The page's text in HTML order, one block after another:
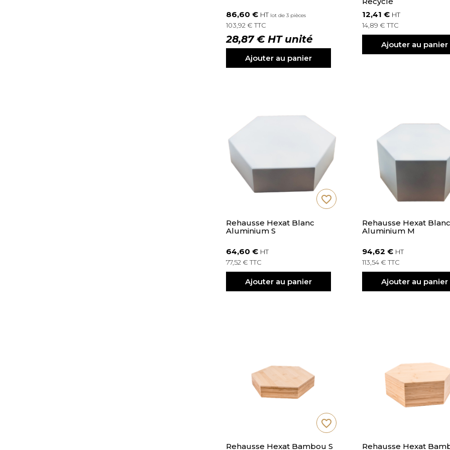
86,60 € HT lot de 3 pièces
103,92 € TTC
28,87 € HT unité
Ajouter au panier
12,41 € HT
14,89 € TTC
Ajouter au panier
Rehausse Hexat Blanc
Aluminium S
64,60 € HT
77,52 € TTC
Ajouter au panier
favorite_border
Rehausse Hexat Blanc
Aluminium M
94,62 € HT
113,54 € TTC
Ajouter au panier
Rehausse Hexat Bambou S
favorite_border
Rehausse Hexat